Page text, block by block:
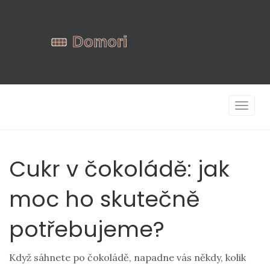
Cukr v čokoládě: jak
moc ho skutečně
potřebujeme?
Když sáhnete po čokoládě, napadne vás někdy, kolik